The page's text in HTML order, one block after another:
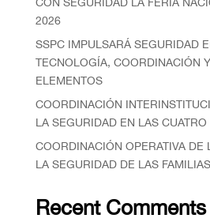
2026
SSPC IMPULSARÁ SEGURIDAD
TECNOLOGÍA, COORDINACIÓN
ELEMENTOS
COORDINACIÓN
LA SEGURIDAD EN LAS
COORDINACIÓN OPERATIVA DE
LA SEGURIDAD DE LAS FAMILIAS
Recent Comments